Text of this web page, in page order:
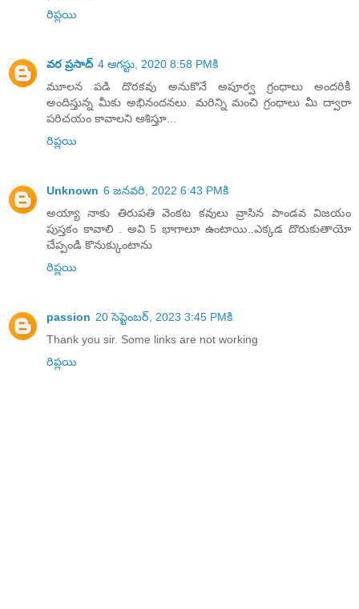
రిప్లయి
వర ప్రసాద్ 4 ఆగస్టు, 2020 8:58 PMకి
మూలన పడి దొరకవు అనుకొనే అపూర్వ గ్రంధాలు అందరికీ
అందిస్తున్న మీకు అభినందనలు. మరిన్ని మంచి గ్రంధాలు మీ ద్వారా
పరిచయం కావాలని ఆశిస్తూ...
రిప్లయి
Unknown 6 జనవరి, 2022 6:43 PMకి
అయ్యా నాకు తిరుపతి వెంకట కవులు వ్రాసిన పాండవ విజయం
పుస్తకం కావాలి . అవి 5 భాగాలూ ఉంటాయి..ఎక్కడ దొరుకుతాయో
చేప్పండి కొనుక్కుంటాను
రిప్లయి
passion 20 సెప్టెంబర్, 2023 3:45 PMకి
Thank you sir. Some links are not working
రిప్లయి